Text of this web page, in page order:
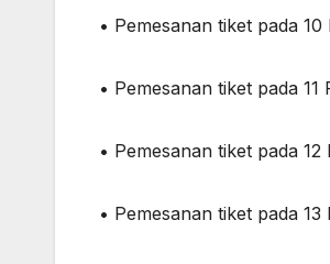
• Pemesanan tiket pada
• Pemesanan tiket pada
• Pemesanan tiket pada
• Pemesanan tiket pada